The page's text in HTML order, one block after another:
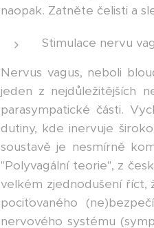
naopak. Zatněte čelisti a
Stimulace nervu
Nervus vagus, neboli
jeden z nejdůležitějších
parasympatické části.
dutiny, kde inervuje
soustavě je nesmírně
"Polyvagální teorie", z
velkém zjednodušení říct,
pociťovaného
nervového systému